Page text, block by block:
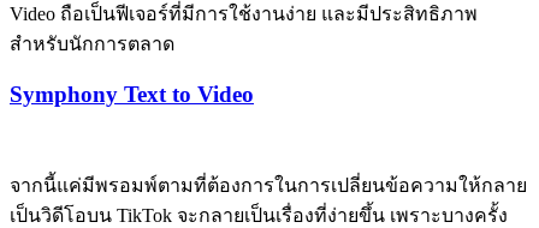
Video ถือเป็นฟีเจอร์ที่มีการใช้งานง่าย และมีประสิทธิภาพ
สำหรับนักการตลาด
Symphony Text to Video
จากนี้แค่มีพรอมพ์ตามที่ต้องการในการเปลี่ยนข้อความให้กลาย
เป็นวิดีโอบน TikTok จะกลายเป็นเรื่องที่ง่ายขึ้น เพราะบางครั้ง